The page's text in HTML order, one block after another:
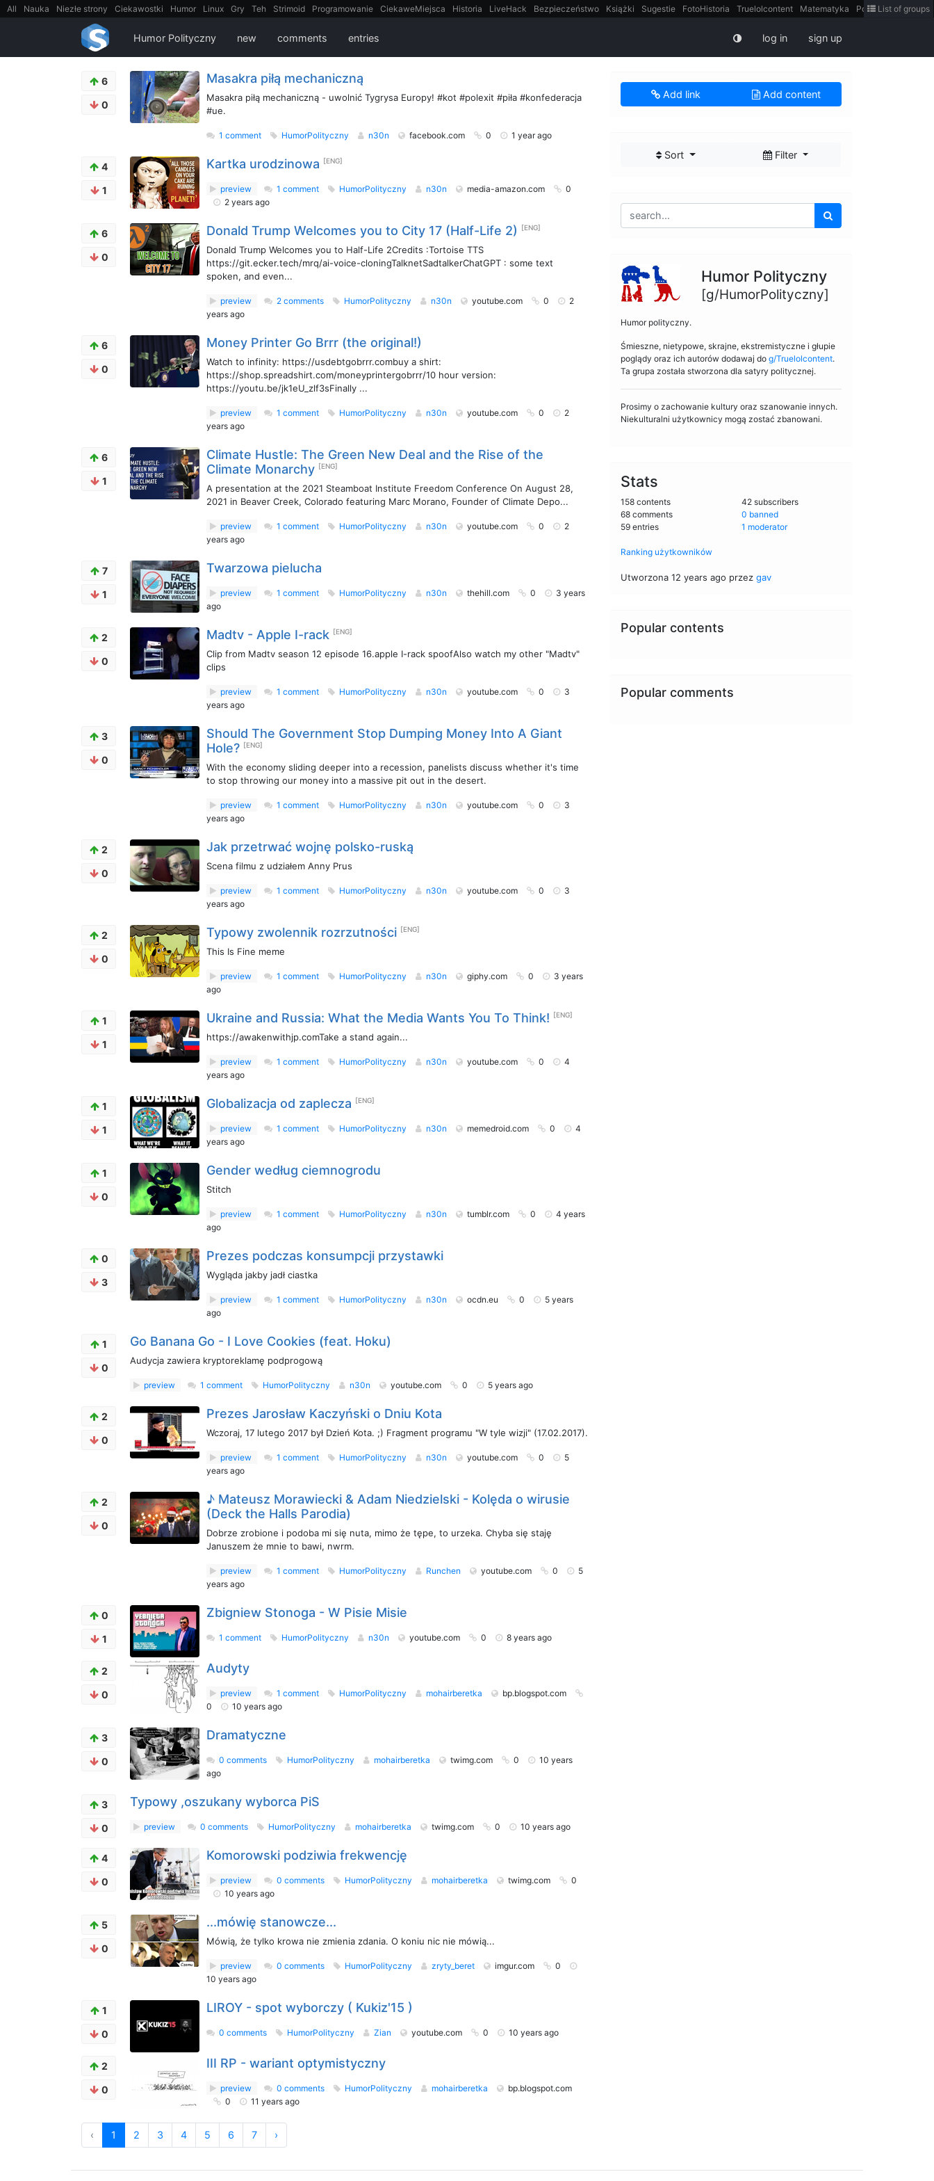
All Nauka Niezłe strony Ciekawostki Humor Linux Gry Teh Strimoid Programowanie CiekaweMiejsca Historia LiveHack Bezpieczeństwo Książki Sugestie FotoHistoria Truelolcontent Matematyka Polska
intern
FilmyDokumentalne
List of groups
Humor Polityczny new comments entries log in sign up
6
0
Masakra piłą mechaniczną
Masakra piłą mechaniczną - uwolnić Tygrysa Europy! #kot #polexit #piła #konfederacja
#ue.
1 comment HumorPolityczny n30n facebook.com 0 1 year ago
4
1
Kartka urodzinowa [ENG]
preview 1 comment HumorPolityczny n30n media-amazon.com
0
2 years ago
6
0
Donald Trump Welcomes you to City 17 (Half-Life 2) [ENG]
Donald Trump Welcomes you to Half-Life 2Credits :Tortoise TTS
https://git.ecker.tech/mrq/ai-voice-cloningTalknetSadtalkerChatGPT : some text
spoken, and even...
preview 2 comments HumorPolityczny n30n youtube.com 0
2
years ago
6
0
Money Printer Go Brrr (the original!)
Watch to infinity: https://usdebtgobrrr.combuy a shirt:
https://shop.spreadshirt.com/moneyprintergobrrr/10 hour version:
https://youtu.be/jk1eU_zlf3sFinally ...
preview 1 comment HumorPolityczny n30n youtube.com 0
2
years ago
6
1
Climate Hustle: The Green New Deal and the Rise of the
Climate Monarchy [ENG]
A presentation at the 2021 Steamboat Institute Freedom Conference On August 28,
2021 in Beaver Creek, Colorado featuring Marc Morano, Founder of Climate Depo...
preview 1 comment HumorPolityczny n30n youtube.com 0
2
years ago
7
1
Twarzowa pielucha
preview 1 comment HumorPolityczny n30n thehill.com 0
3 years
ago
2
0
Madtv - Apple I-rack [ENG]
Clip from Madtv season 12 episode 16.apple I-rack spoofAlso watch my other "Madtv"
clips
preview 1 comment HumorPolityczny n30n youtube.com 0
3
years ago
3
0
Should The Government Stop Dumping Money Into A Giant
Hole? [ENG]
With the economy sliding deeper into a recession, panelists discuss whether it's time
to stop throwing our money into a massive pit out in the desert.
preview 1 comment HumorPolityczny n30n youtube.com 0
3
years ago
2
0
Jak przetrwać wojnę polsko-ruską
Scena filmu z udziałem Anny Prus
preview 1 comment HumorPolityczny n30n youtube.com 0
3
years ago
2
0
Typowy zwolennik rozrzutności [ENG]
This Is Fine meme
preview 1 comment HumorPolityczny n30n giphy.com 0
3 years
ago
1
1
Ukraine and Russia: What the Media Wants You To Think! [ENG]
https://awakenwithjp.comTake a stand again...
preview 1 comment HumorPolityczny n30n youtube.com 0
4
years ago
1
1
Globalizacja od zaplecza [ENG]
preview 1 comment HumorPolityczny n30n memedroid.com 0
4
years ago
1
0
Gender według ciemnogrodu
Stitch
preview 1 comment HumorPolityczny n30n tumblr.com 0
4 years
ago
0
3
Prezes podczas konsumpcji przystawki
Wygląda jakby jadł ciastka
preview 1 comment HumorPolityczny n30n ocdn.eu 0
5 years
ago
1
0
Go Banana Go - I Love Cookies (feat. Hoku)
Audycja zawiera kryptoreklamę podprogową
preview 1 comment HumorPolityczny n30n youtube.com 0 5 years ago
2
0
Prezes Jarosław Kaczyński o Dniu Kota
Wczoraj, 17 lutego 2017 był Dzień Kota. ;) Fragment programu "W tyle wizji" (17.02.2017).
preview 1 comment HumorPolityczny n30n youtube.com 0
5
years ago
2
0
♪ Mateusz Morawiecki & Adam Niedzielski - Kolęda o wirusie
(Deck the Halls Parodia)
Dobrze zrobione i podoba mi się nuta, mimo że tępe, to urzeka. Chyba się staję
Januszem że mnie to bawi, nwrm.
preview 1 comment HumorPolityczny Runchen youtube.com 0
5
years ago
0
1
Zbigniew Stonoga - W Pisie Misie
1 comment HumorPolityczny n30n youtube.com 0 8 years ago
2
0
Audyty
preview 1 comment HumorPolityczny mohairberetka
bp.blogspot.com
0
10 years ago
3
0
Dramatyczne
0 comments HumorPolityczny mohairberetka twimg.com 0
10 years
ago
3
0
Typowy ,oszukany wyborca PiS
preview 0 comments HumorPolityczny mohairberetka twimg.com 0 10 years ago
4
0
Komorowski podziwia frekwencję
preview 0 comments HumorPolityczny mohairberetka twimg.com
0
10 years ago
5
0
...mówię stanowcze...
Mówią, że tylko krowa nie zmienia zdania. O koniu nic nie mówią...
preview 0 comments HumorPolityczny zryty_beret imgur.com
0
10 years ago
1
0
LIROY - spot wyborczy ( Kukiz'15 )
0 comments HumorPolityczny Zian youtube.com 0 10 years ago
2
0
III RP - wariant optymistyczny
preview 0 comments HumorPolityczny mohairberetka
bp.blogspot.com
0
11 years ago
‹ 1 2 3 4 5 6 7 ›
Add link Add content
Sort Filter
Humor Polityczny
[g/HumorPolityczny]
Humor polityczny.
Śmieszne, nietypowe, skrajne, ekstremistyczne i głupie
poglądy oraz ich autorów dodawaj do g/Truelolcontent.
Ta grupa została stworzona dla satyry politycznej.
Prosimy o zachowanie kultury oraz szanowanie innych.
Niekulturalni użytkownicy mogą zostać zbanowani.
Stats
158 contents
68 comments
59 entries
42 subscribers
0 banned
1 moderator
Ranking użytkowników
Utworzona 12 years ago przez gav
Popular contents
Popular comments